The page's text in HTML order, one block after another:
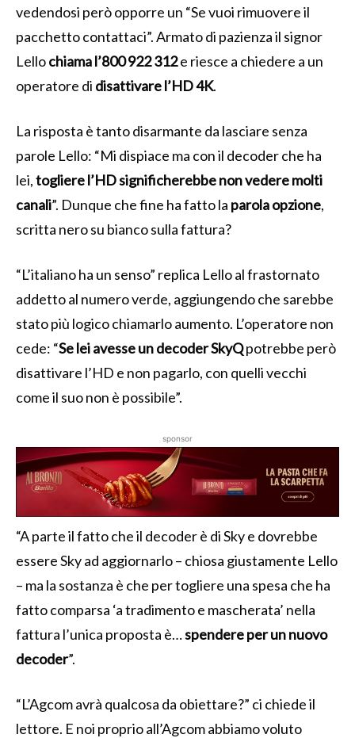
vedendosi però opporre un “Se vuoi rimuovere il
pacchetto contattaci”. Armato di pazienza il signor
Lellochiama l’800 922 312e riesce a chiedere a un
operatore di disattivare l’HD 4K.
La risposta è tanto disarmante da lasciare senza
parole Lello: “Mi dispiace ma con il decoder che ha
lei,togliere l’HD significherebbe non vedere molti
canali”. Dunque che fine ha fatto la parola opzione,
scritta nero su bianco sulla fattura?
“L’italiano ha un senso” replica Lello al frastornato
addetto al numero verde, aggiungendo che sarebbe
stato più logico chiamarlo aumento. L’operatore non
cede: “Se lei avesse un decoder SkyQpotrebbe però
disattivare l’HD e non pagarlo, con quelli vecchi
come il suo non è possibile”.
sponsor
“A parte il fatto che il decoder è di Sky e dovrebbe
essere Sky ad aggiornarlo – chiosa giustamente Lello
– ma la sostanza è che per togliere una spesa che ha
fatto comparsa ‘a tradimento e mascherata’ nella
fattura l’unica proposta è…spendere per un nuovo
decoder”.
“L’Agcom avrà qualcosa da obiettare?” ci chiede il
lettore. E noi proprio all’Agcom abbiamo voluto